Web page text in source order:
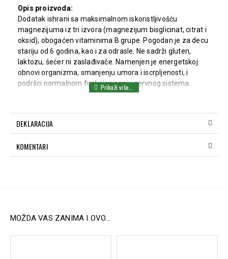
Opis proizvoda:
Dodatak ishrani sa maksimalnom iskoristljivošću
magnezijuma iz tri izvora (magnezijum bisglicinat, citrat i
oksid), obogaćen vitaminima B grupe. Pogodan je za decu
stariju od 6 godina, kao i za odrasle. Ne sadrži gluten,
laktozu, šećer ni zaslađivače. Namenjen je energetskoj
obnovi organizma, smanjenju umora i iscrpljenosti, i
podršci normalnom funkcionisanju nervnog sistema.
Magnezijum:Podržava funkciju mišića, nervnog
sistema i metabolizam energije.
Vitamini B3, B5, B6, B12 i biotin:Doprinosi smanjenju
umora i iscrpljenosti, podržavaju nervni sistem i
normalnu psihološku funkciju.
puta dnevno ili 2 kapsule jednom dnevno.
DEKLARACIJA
KOMENTARI
MOŽDA VAS ZANIMA I OVO...